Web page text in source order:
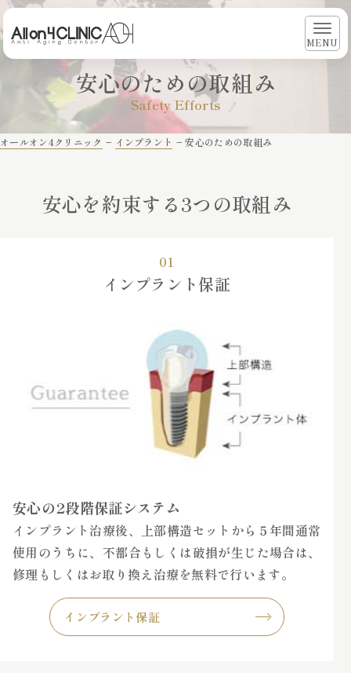
MENU
安心のための取組み
Safety Efforts
オールオン4クリニック − インプラント −安心のための取組み
安心を約束する3つの取組み
01
インプラント保証
安心の2段階保証システム
インプラント治療後、上部構造セットから５年間通常
使用のうちに、不都合もしくは破損が生じた場合は、
修理もしくはお取り換え治療を無料で行います。
インプラント保証